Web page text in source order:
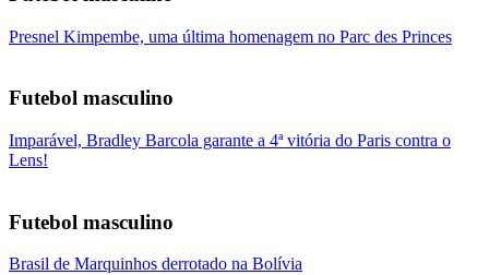
Presnel Kimpembe, uma última homenagem no Parc des Princes
Futebol masculino
Imparável, Bradley Barcola garante a 4ª vitória do Paris contra o
Lens!
Futebol masculino
Brasil de Marquinhos derrotado na Bolívia